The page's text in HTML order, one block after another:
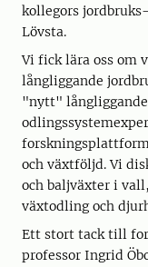
kollegors
Lövsta.
Vi fick lära oss om
långliggande
"nytt"
och växtföljd. Vi
och baljväxter i
växtodling och
Ett stort tack till
professor Ingrid